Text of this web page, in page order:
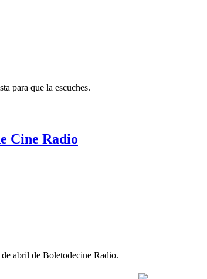
para que la escuches.
Cine Radio
abril de Boletodecine Radio.